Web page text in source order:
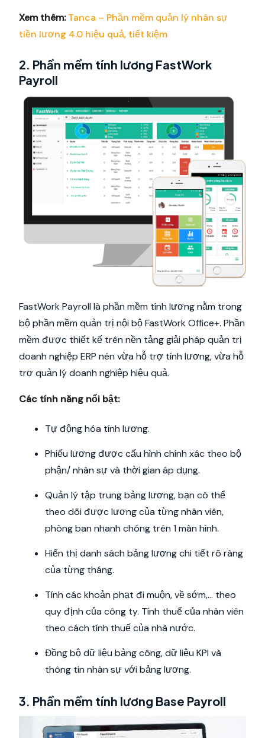
Xem thêm: Tanca – Phần mềm quản lý nhân sự
tiền lương 4.0 hiệu quả, tiết kiệm
2. Phần mềm tính lương FastWork
Payroll
FastWork Payroll là phần mềm tính lương nằm trong
bộ phần mềm quản trị nội bộ FastWork Office+. Phần
mềm được thiết kế trên nền tảng giải pháp quản trị
doanh nghiệp ERP nên vừa hỗ trợ tính lương, vừa hỗ
trợ quản lý doanh nghiệp hiệu quả.
Các tính năng nổi bật:
Tự động hóa tính lương.
Phiếu lương được cấu hình chính xác theo bộ
phận/ nhân sự và thời gian áp dụng.
Quản lý tập trung bảng lương, bạn có thể
theo dõi được lương của từng nhân viên,
phòng ban nhanh chóng trên 1 màn hình.
Hiển thị danh sách bảng lương chi tiết rõ ràng
của từng tháng.
Tính các khoản phạt đi muộn, về sớm,... theo
quy định của công ty. Tính thuế của nhân viên
theo cách tính thuế của nhà nước.
Đồng bộ dữ liệu bảng công, dữ liệu KPI và
thông tin nhân sự với bảng lương.
3. Phần mềm tính lương Base Payroll